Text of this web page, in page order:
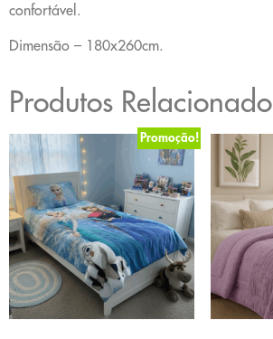
confortável.
Dimensão – 180x260cm.
Produtos
Promoção!